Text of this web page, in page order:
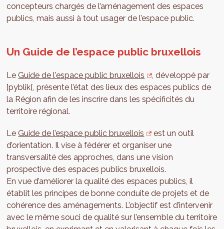
concepteurs chargés de l’aménagement des espaces
publics, mais aussi à tout usager de l’espace public.
Un Guide de l’espace public bruxellois
Le Guide de l'espace public bruxellois
, développé par
]pyblik[, présente l’état des lieux des espaces publics de
la Région afin de les inscrire dans les spécificités du
territoire régional.
Le Guide de l’espace public bruxellois
est un outil
d’orientation. Il vise à fédérer et organiser une
transversalité des approches, dans une vision
prospective des espaces publics bruxellois.
En vue d’améliorer la qualité des espaces publics, il
établit les principes de bonne conduite de projets et de
cohérence des aménagements. L’objectif est d’intervenir
avec le même souci de qualité sur l’ensemble du territoire